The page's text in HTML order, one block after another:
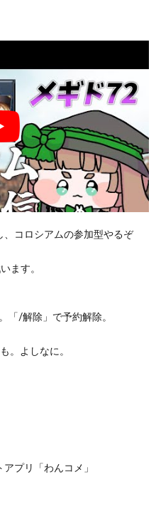
コロシアムの参加型やるぞ
ます。
「/解除」で予約解除。
。よしなに。
プリ「わんコメ」